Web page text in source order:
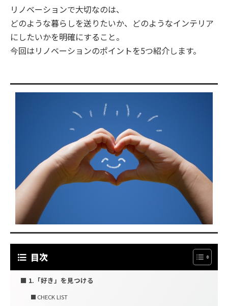
リノベーションで大切なのは、
どのような暮らしを送りたいか、どのようなインテリア
にしたいかを明確にすること。
今回はリノベーションのポイントを5つ紹介します。
目次
1.「好き」を見つける
CHECK LIST